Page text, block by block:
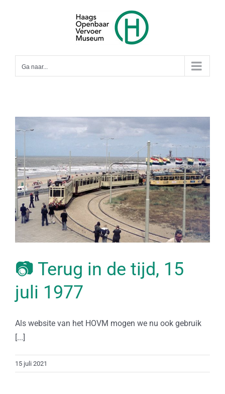
Ga naar...
📷 Terug in de tijd, 15
juli 1977
Als website van het HOVM mogen we nu ook gebruik
[...]
15 juli 2021